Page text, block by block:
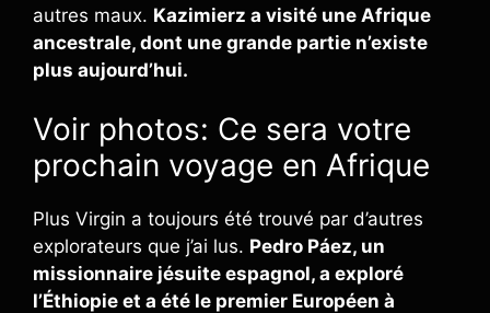
autres maux. Kazimierz a visité une Afrique
ancestrale, dont une grande partie n’existe
plus aujourd’hui.
Voir photos: Ce sera votre
prochain voyage en Afrique
Plus Virgin a toujours été trouvé par d’autres
explorateurs que j’ai lus. Pedro Páez, un
missionnaire jésuite espagnol, a exploré
l’Éthiopie et a été le premier Européen à